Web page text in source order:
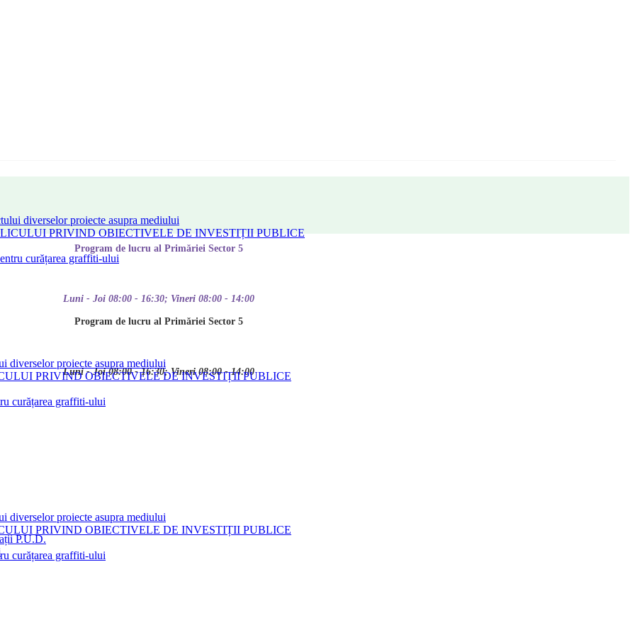
diverselor proiecte asupra mediului
PRIVIND OBIECTIVELE DE INVESTIȚII PUBLICE
curățarea graffiti-ului
P.U.D.
Program de lucru al Primăriei Sector 5
Luni - Joi 08:00 - 16:30; Vineri 08:00 - 14:00
Program de lucru al Primăriei Sector 5
Luni - Joi 08:00 - 16:30; Vineri 08:00 - 14:00
diverselor proiecte asupra mediului
PRIVIND OBIECTIVELE DE INVESTIȚII PUBLICE
curățarea graffiti-ului
diverselor proiecte asupra mediului
PRIVIND OBIECTIVELE DE INVESTIȚII PUBLICE
curățarea graffiti-ului